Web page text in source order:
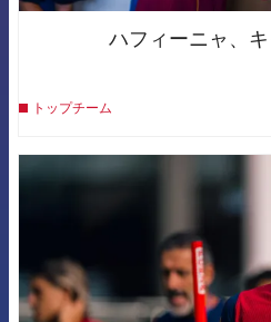
ハフィーニャ、
トップチーム